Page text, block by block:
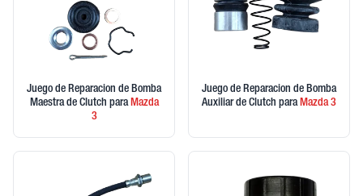
Juego de Reparacion de Bomba
Maestra de Clutch paraMazda
3
Juego de Reparacion de Bomba
Auxiliar de Clutch paraMazda3